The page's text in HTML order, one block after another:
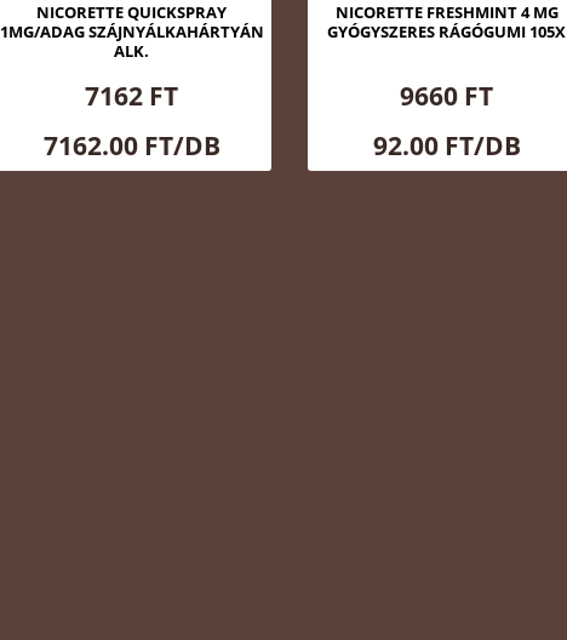
NICORETTE QUICKSPRAY
1MG/ADAG SZÁJNYÁLKAHÁRTYÁN
ALK.
7162 FT
7162.00 FT/DB
NICORETTE FRESHMINT 4 MG
GYÓGYSZERES RÁGÓGUMI 105X
9660 FT
92.00 FT/DB